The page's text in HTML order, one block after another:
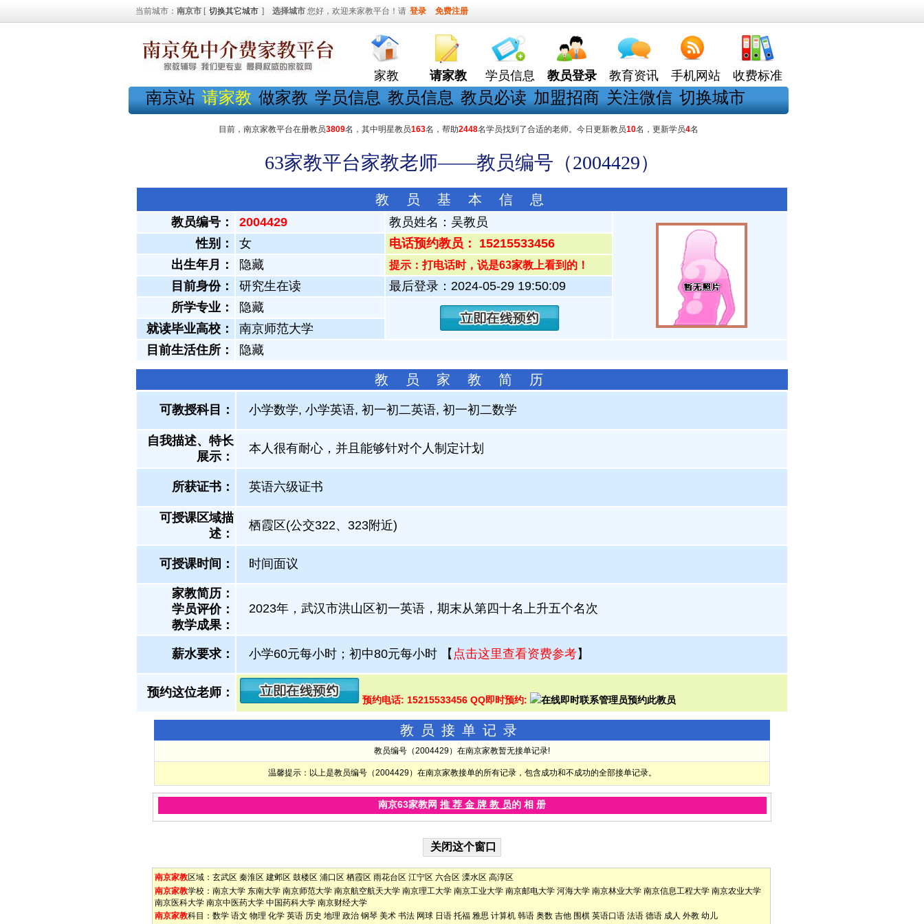
当前城市： 南京市 [ 切换其它城市 ] 选择城市 您好，欢迎来家教平台！请 登录 免费注册
家教 请家教 学员信息 教员登录 教育资讯 手机网站 收费标准
南京站 请家教 做家教 学员信息 教员信息 教员必读 加盟招商 关注微信 切换城市
目前，南京家教平台在册教员3809名，其中明星教员163名，帮助2448名学员找到了合适的老师。今日更新教员10名，更新学员4名
63家教平台家教老师——教员编号（2004429）
教 员 基 本 信 息
教员编号： 2004429 教员姓名： 吴教员
性别：
女
电话预约教员： 15215533456
出生年月：
隐藏 提示：打电话时，说是63家教上看到的！
目前身份： 研究生在读
最后登录：2024-05-29 19:50:09
所学专业：
隐藏
就读毕业高校：
南京师范大学
目前生活住所：
隐藏
教 员 家 教 简 历
可教授科目： 小学数学, 小学英语, 初一初二英语, 初一初二数学
自我描述、特长
展示 ：
本人很有耐心，并且能够针对个人制定计划
所获证书 ： 英语六级证书
可授课区域描
述：
栖霞区(公交322、323附近)
可授课时间： 时间面议
家教简历：
学员评价：
教学成果：
2023年，武汉市洪山区初一英语，期末从第四十名上升五个名次
薪水要求： 小学60元每小时；初中80元每小时 【 点击这里查看资费参考】
预约这位老师：
预约电话: 15215533456 QQ即时预约:
教员接单记录
教员编号（2004429）在南京家教暂无接单记录!
温馨提示：以上是教员编号（2004429）在南京家教接单的所有记录，包含成功和不成功的全部接单记录。
南京63家教网 推 荐 金 牌 教 员的 相 册
南京家教区域： 玄武区 秦淮区 建邺区 鼓楼区 浦口区 栖霞区 雨花台区 江宁区 六合区 溧水区 高淳区
南京家教学校： 南京大学 东南大学 南京师范大学 南京航空航天大学 南京理工大学 南京工业大学 南京邮电大学 河海大学 南京林业大学 南京信息工程大学 南京农业大学
南京医科大学 南京中医药大学 中国药科大学 南京财经大学
南京家教科目： 数学 语文 物理 化学 英语 历史 地理 政治 钢琴 美术 书法 网球 日语 托福 雅思 计算机 韩语 奥数 吉他 围棋 英语口语 法语 德语 成人 外教 幼儿